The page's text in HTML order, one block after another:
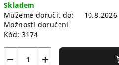
cena:
Skladem
Můžeme doručit do:
10.8.2026
Možnosti doručení
Kód: 3174
+
−